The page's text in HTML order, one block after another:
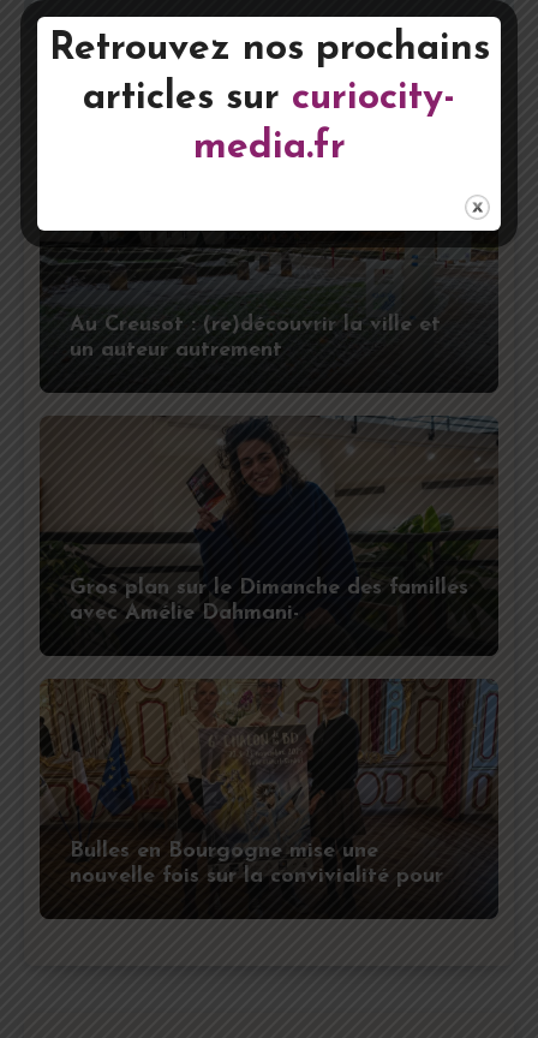
Articles Associés
Au Creusot : (re)découvrir la ville et
un auteur autrement
Gros plan sur le Dimanche des familles
avec Amélie Dahmani-
Bulles en Bourgogne mise une
nouvelle fois sur la convivialité pour
Retrouvez nos prochains
articles sur curiocity-
media.fr